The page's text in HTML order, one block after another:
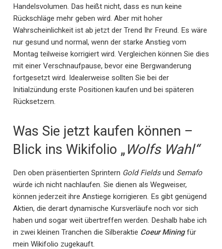
Handelsvolumen. Das heißt nicht, dass es nun keine
Rückschläge mehr geben wird. Aber mit hoher
Wahrscheinlichkeit ist ab jetzt der Trend Ihr Freund. Es wäre
nur gesund und normal, wenn der starke Anstieg vom
Montag teilweise korrigiert wird. Vergleichen können Sie dies
mit einer Verschnaufpause, bevor eine Bergwanderung
fortgesetzt wird. Idealerweise sollten Sie bei der
Initialzündung erste Positionen kaufen und bei späteren
Rücksetzern.
Was Sie jetzt kaufen können –
Blick ins Wikifolio „Wolfs Wahl“
Den oben präsentierten Sprintern Gold Fieldsund Semafo
würde ich nicht nachlaufen. Sie dienen als Wegweiser,
können jederzeit ihre Anstiege korrigieren. Es gibt genügend
Aktien, die derart dynamische Kursverläufe noch vor sich
haben und sogar weit übertreffen werden. Deshalb habe ich
in zwei kleinen Tranchen die Silberaktie Coeur Miningfür
mein Wikifolio zugekauft.